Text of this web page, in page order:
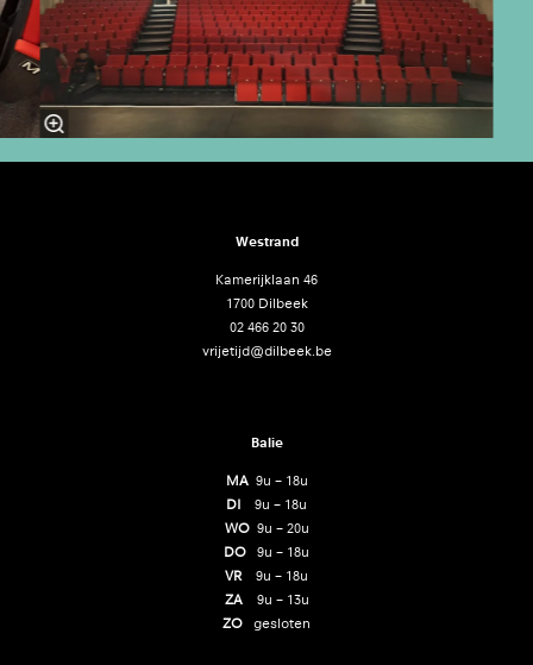
Westrand
Kamerijklaan 46
1700 Dilbeek
02 466 20 30
vrijetijd@dilbeek.be
Balie
MA 9u – 18u
DI 9u – 18u
WO9u – 20u
DO 9u – 18u
VR 9u – 18u
ZA
9u – 13u
ZO gesloten